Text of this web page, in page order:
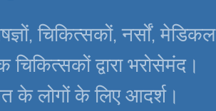
चिकित्सकों, नर्सों, मेडिकल
चिकित्सकों द्वारा भरोसेमंद।
के लोगों के लिए आदर्श।